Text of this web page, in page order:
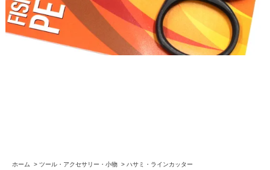
ホーム > ツール・アクセサリー・小物 > ハサミ・ラインカッター